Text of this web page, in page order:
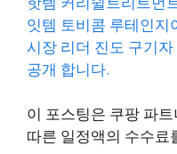
잇템 토비콤 루테인
시장 리더 진도 구기
공개 합니다.
이 포스팅은 쿠팡 파
따른 일정액의 수수료